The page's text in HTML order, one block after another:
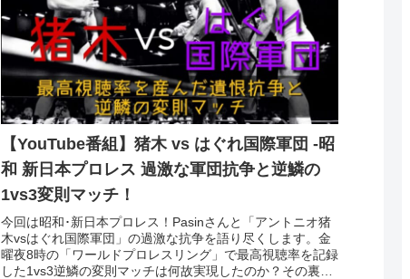
【YouTube番組】猪木 vs はぐれ国際軍団 -昭
和 新日本プロレス 過激な軍団抗争と逆鱗の
1vs3変則マッチ！
今回は昭和･新日本プロレス！Pasinさんと「アントニオ猪
木vsはぐれ国際軍団」の過激な抗争を語り尽くします。金
曜夜8時の「ワールドプロレスリング」で最高視聴率を記録
した1vs3逆鱗の変則マッチは何故実現したのか？その裏に